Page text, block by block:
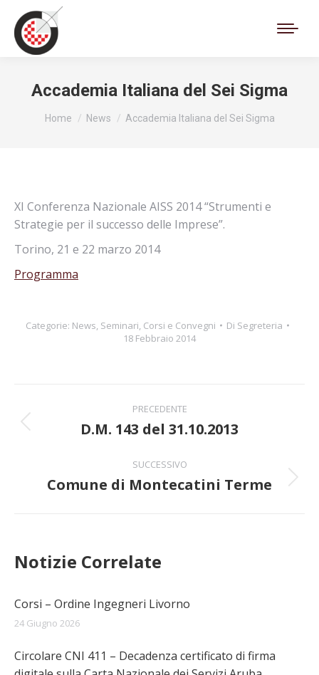
Accademia Italiana del Sei Sigma
Tu sei qui:
Home News Accademia Italiana del Sei Sigma
XI Conferenza Nazionale AISS 2014 “Strumenti e
Strategie per il successo delle Imprese”.
Torino, 21 e 22 marzo 2014
Programma
Categorie: News, Seminari, Corsi e Convegni Di Segreteria
18 Febbraio 2014
tra
post
PRECEDENTE
Post
D.M. 143 del 31.10.2013
SUCCESSIVO
Prossimo
Comune di Montecatini Terme
Notizie Correlate
Corsi – Ordine Ingegneri Livorno
24 Giugno 2026
Circolare CNI 411 – Decadenza certificato di firma